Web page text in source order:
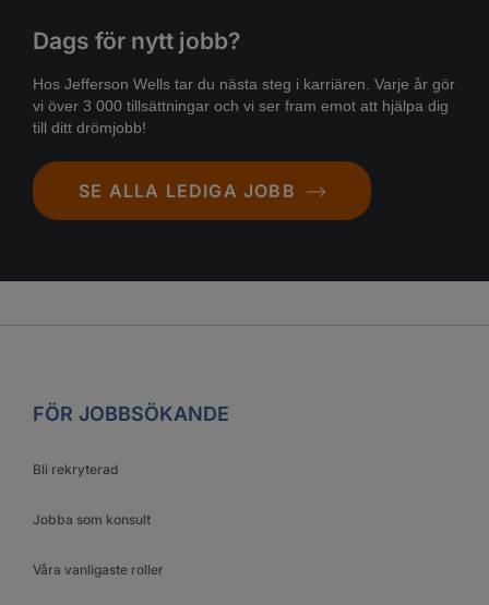
Dags för nytt jobb?
Hos Jefferson Wells tar du nästa steg i karriären. Varje år gör
vi över 3 000 tillsättningar och vi ser fram emot att hjälpa dig
till ditt drömjobb!
SE ALLA LEDIGA JOBB
FÖR JOBBSÖKANDE
Bli rekryterad
Jobba som konsult
Våra vanligaste roller